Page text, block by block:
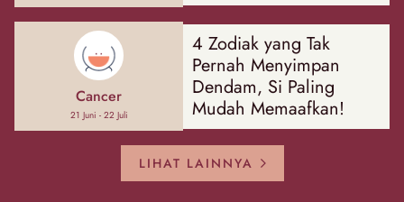
Cancer
21 Juni - 22 Juli
4 Zodiak yang Tak
Pernah Menyimpan
Dendam, Si Paling
Mudah Memaafkan!
LIHAT LAINNYA